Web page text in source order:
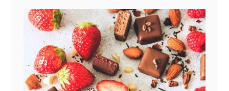
ご利用ガイド
プライバシーポリシー